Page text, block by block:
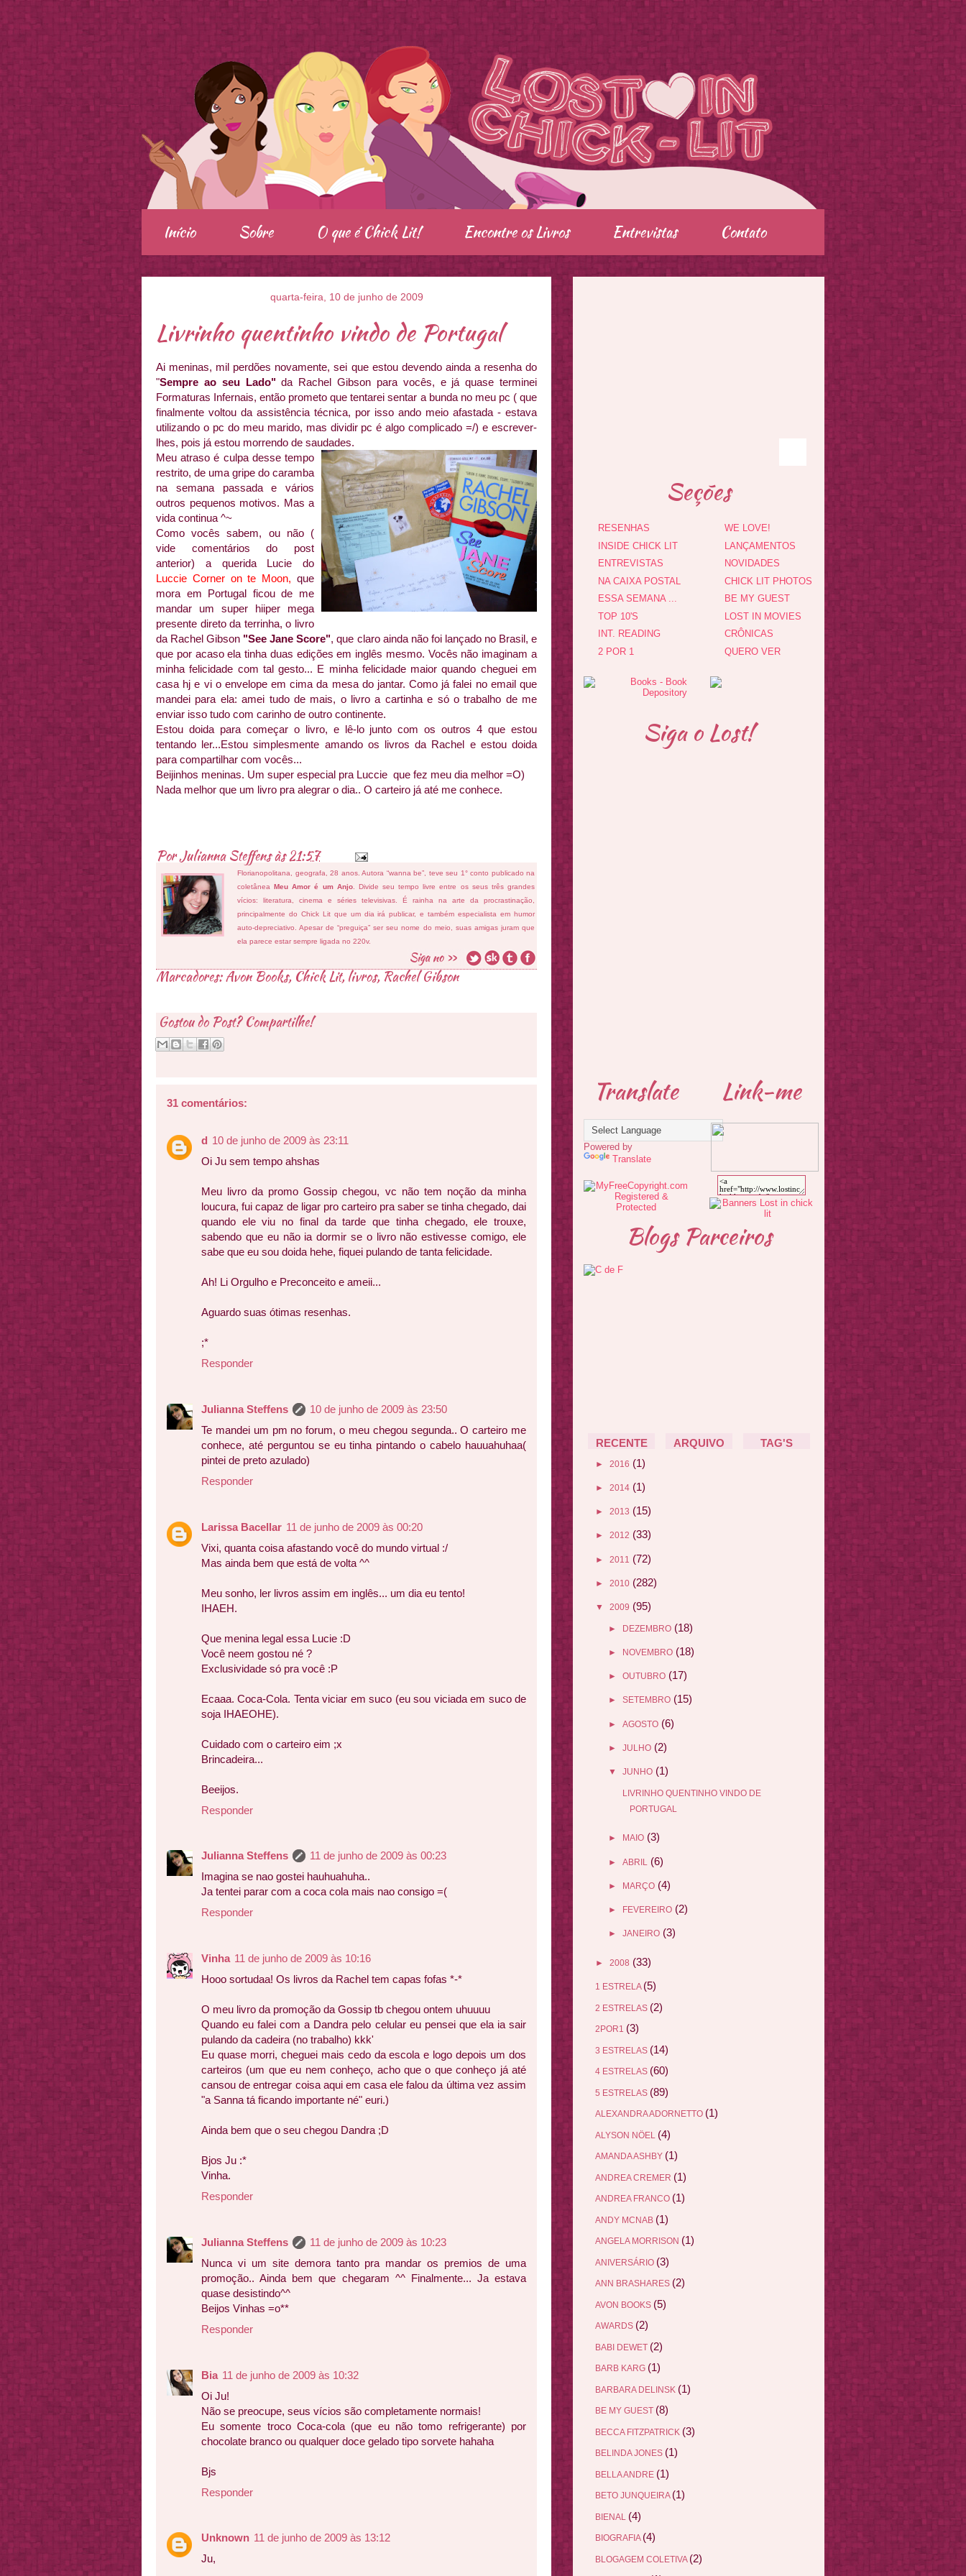
.
Início Sobre O que é Chick Lit! Encontre os Livros Entrevistas Contato
quarta-feira, 10 de junho de 2009
Livrinho quentinho vindo de Portugal
Ai meninas, mil perdões novamente, sei que estou devendo ainda a resenha do
"Sempre ao seu Lado"da Rachel Gibson para vocês, e já quase terminei
Formaturas Infernais, então prometo que tentarei sentar a bunda no meu pc ( que
finalmente voltou da assistência técnica, por isso ando meio afastada - estava
utilizando o pc do meu marido, mas dividir pc é algo complicado =/) e escrever-
lhes, pois já estou morrendo de saudades.
Meu atraso é culpa desse tempo
restrito, de uma gripe do caramba
na semana passada e vários
outros pequenos motivos. Mas a
vida continua ^~
Como vocês sabem, ou não (
vide comentários do post
anterior) a querida Lucie do
Luccie Corner on te Moon, que
mora em Portugal ficou de me
mandar um super hiiper mega
presente direto da terrinha, o livro
da Rachel Gibson "See Jane Score", que claro ainda não foi lançado no Brasil, e
que por acaso ela tinha duas edições em inglês mesmo. Vocês não imaginam a
minha felicidade com tal gesto... E minha felicidade maior quando cheguei em
casa hj e vi o envelope em cima da mesa do jantar. Como já falei no email que
mandei para ela: amei tudo de mais, o livro a cartinha e só o trabalho de me
enviar isso tudo com carinho de outro continente.
Estou doida para começar o livro, e lê-lo junto com os outros 4 que estou
tentando ler...Estou simplesmente amando os livros da Rachel e estou doida
para compartilhar com vocês...
Beijinhos meninas. Um super especial pra Luccie que fez meu dia melhor =O)
Nada melhor que um livro pra alegrar o dia.. O carteiro já até me conhece.
PorJulianna Steffensàs21:57
Florianopolitana, geografa, 28 anos. Autora “wanna be”, teve seu 1° conto publicado na
coletâneaMeu Amor é um Anjo. Divide seu tempo livre entre os seus três grandes
vícios: literatura, cinema e séries televisivas. É rainha na arte da procrastinação,
principalmente do Chick Lit que um dia irá publicar, e também especialista em humor
auto-depreciativo. Apesar de “preguiça” ser seu nome do meio, suas amigas juram que
ela parece estar sempre ligada no 220v.
Marcadores:Avon Books, Chick Lit,livros, Rachel Gibson
Gostou do Post? Compartilhe!
31 comentários:
d 10 de junho de 2009 às 23:11
Oi Ju sem tempo ahshas
Meu livro da promo Gossip chegou, vc não tem noção da minha
loucura, fui capaz de ligar pro carteiro pra saber se tinha chegado, dai
quando ele viu no final da tarde que tinha chegado, ele trouxe,
sabendo que eu não ia dormir se o livro não estivesse comigo, ele
sabe que eu sou doida hehe, fiquei pulando de tanta felicidade.
Ah! Li Orgulho e Preconceito e ameii...
Aguardo suas ótimas resenhas.
;*
Responder
Julianna Steffens
10 de junho de 2009 às 23:50
Te mandei um pm no forum, o meu chegou segunda.. O carteiro me
conhece, até perguntou se eu tinha pintando o cabelo hauuahuhaa(
pintei de preto azulado)
Responder
Larissa Bacellar 11 de junho de 2009 às 00:20
Vixi, quanta coisa afastando você do mundo virtual :/
Mas ainda bem que está de volta ^^
Meu sonho, ler livros assim em inglês... um dia eu tento!
IHAEH.
Que menina legal essa Lucie :D
Você neem gostou né ?
Exclusividade só pra você :P
Ecaaa. Coca-Cola. Tenta viciar em suco (eu sou viciada em suco de
soja IHAEOHE).
Cuidado com o carteiro eim ;x
Brincadeira...
Beeijos.
Responder
Julianna Steffens
11 de junho de 2009 às 00:23
Imagina se nao gostei hauhuahuha..
Ja tentei parar com a coca cola mais nao consigo =(
Responder
Vinha 11 de junho de 2009 às 10:16
Hooo sortudaa! Os livros da Rachel tem capas fofas *-*
O meu livro da promoção da Gossip tb chegou ontem uhuuuu
Quando eu falei com a Dandra pelo celular eu pensei que ela ia sair
pulando da cadeira (no trabalho) kkk'
Eu quase morri, cheguei mais cedo da escola e logo depois um dos
carteiros (um que eu nem conheço, acho que o que conheço já até
cansou de entregar coisa aqui em casa ele falou da última vez assim
"a Sanna tá ficando importante né" euri.)
Ainda bem que o seu chegou Dandra ;D
Bjos Ju :*
Vinha.
Responder
Julianna Steffens
11 de junho de 2009 às 10:23
Nunca vi um site demora tanto pra mandar os premios de uma
promoção.. Ainda bem que chegaram ^^ Finalmente... Ja estava
quase desistindo^^
Beijos Vinhas =o**
Responder
Bia 11 de junho de 2009 às 10:32
Oi Ju!
Não se preocupe, seus vícios são completamente normais!
Eu somente troco Coca-cola (que eu não tomo refrigerante) por
chocolate branco ou qualquer doce gelado tipo sorvete hahaha
Bjs
Responder
Unknown 11 de junho de 2009 às 13:12
Ju,
Seções
RESENHAS
INSIDE CHICK LIT
ENTREVISTAS
NA CAIXA POSTAL
ESSA SEMANA ...
TOP 10'S
INT. READING
2 POR 1
WE LOVE!
LANÇAMENTOS
NOVIDADES
CHICK LIT PHOTOS
BE MY GUEST
LOST IN MOVIES
CRÔNICAS
QUERO VER
Siga o Lost!
Translate
Powered by
Translate
Link-me
Blogs Parceiros
RECENTE ARQUIVO TAG'S
► 2016 (1)
► 2014 (1)
► 2013 (15)
► 2012 (33)
► 2011 (72)
► 2010 (282)
▼ 2009 (95)
► DEZEMBRO (18)
► NOVEMBRO (18)
► OUTUBRO (17)
► SETEMBRO (15)
► AGOSTO (6)
► JULHO (2)
▼ JUNHO (1)
LIVRINHO QUENTINHO VINDO DE
PORTUGAL
► MAIO (3)
► ABRIL (6)
► MARÇO (4)
► FEVEREIRO (2)
► JANEIRO (3)
► 2008 (33)
1 ESTRELA (5)
2 ESTRELAS (2)
2POR1 (3)
3 ESTRELAS (14)
4 ESTRELAS (60)
5 ESTRELAS (89)
ALEXANDRA ADORNETTO (1)
ALYSON NÖEL (4)
AMANDA ASHBY (1)
ANDREA CREMER (1)
ANDREA FRANCO (1)
ANDY MCNAB (1)
ANGELA MORRISON (1)
ANIVERSÁRIO (3)
ANN BRASHARES (2)
AVON BOOKS (5)
AWARDS (2)
BABI DEWET (2)
BARB KARG (1)
BARBARA DELINSK (1)
BE MY GUEST (8)
BECCA FITZPATRICK (3)
BELINDA JONES (1)
BELLA ANDRE (1)
BETO JUNQUEIRA (1)
BIENAL (4)
BIOGRAFIA (4)
BLOGAGEM COLETIVA (2)